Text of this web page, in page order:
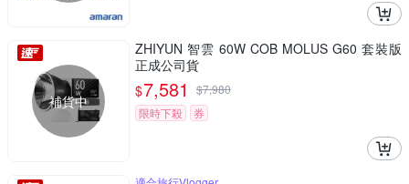
補貨中
ZHIYUN 智雲 60W COB MOLUS G60 套裝版
正成公司貨
$7,581 $7,980
限時下殺
券